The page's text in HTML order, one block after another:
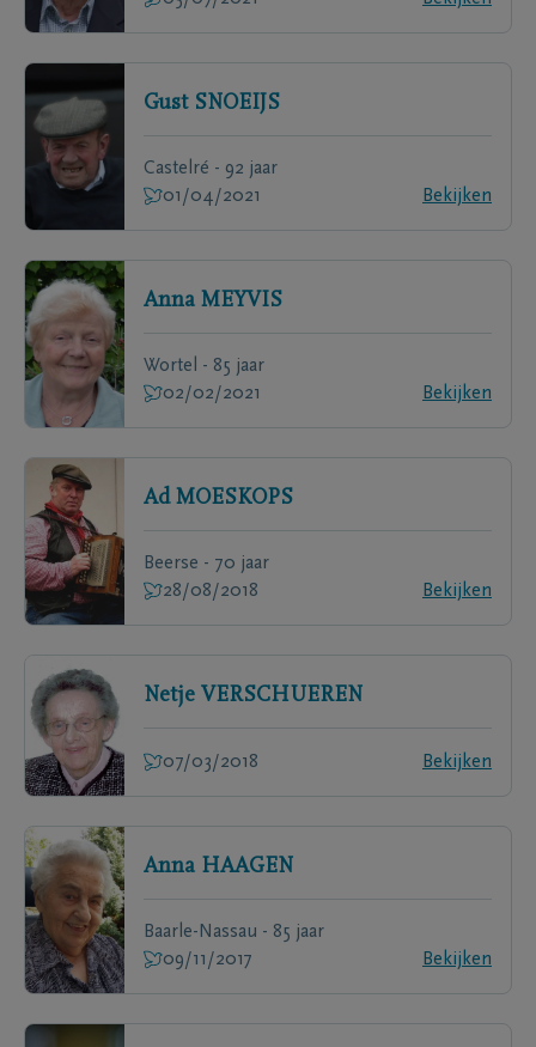
Gust SNOEIJS
Castelré - 92 jaar
01/04/2021
Bekijken
Anna MEYVIS
Wortel - 85 jaar
02/02/2021
Bekijken
Ad MOESKOPS
Beerse - 70 jaar
28/08/2018
Bekijken
Netje VERSCHUEREN
07/03/2018 Bekijken
Anna HAAGEN
Baarle-Nassau - 85 jaar
09/11/2017
Bekijken